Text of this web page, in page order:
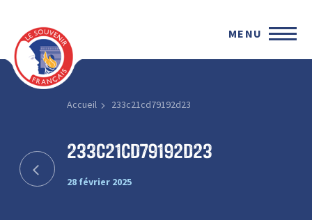
MENU
Accueil 233c21cd79192d23
233c21cd79192d23
28 février 2025